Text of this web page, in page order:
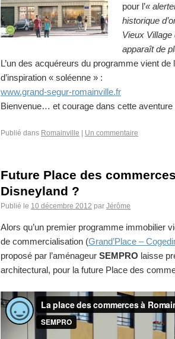
pour l’«
historique
Vieux
apparaît de
L’un des acquéreurs du programme vient
d’inspiration « soléenne » :
www.grand-segur-romainville.fr
Bienvenue… et courage dans cette
Publié dans Romainville Un commentaire
Future Place des
Disneyland ?
Publié le 10 décembre 2012 par Jérôme
Alors qu’un premier programme immobilier
de commercialisation (Grand’Place –
proposé par l’aménageur SEMPRO laisse
architectural, pour la future Place des